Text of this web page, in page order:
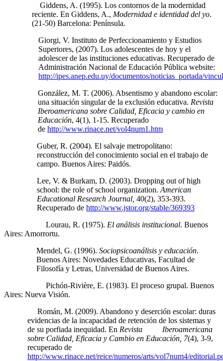
Giddens, A. (1995). Los contornos de la modernidad
reciente. En Giddens, A., Modernidad e identidad del yo.
(21-50) Barcelona: Península.
Giorgi, V. Instituto de Perfeccionamiento y Estudios
Superiores, (2007). Los adolescentes de hoy y el
adolescer de las instituciones educativas. Recuperado de
Administración Nacional de Educación Pública website:
http://ipes.anep.edu.uy/documentos/noticias_portada/
González, M. T. (2006). Absentismo y abandono escolar:
una situación singular de la exclusión educativa. Revista
Iberoamericana sobre Calidad, Eficacia y cambio en
Educación, 4(1), 1-15. Recuperado
dehttp://www.rinace.net/vol4num1.htm
Guber, R. (2004). El salvaje metropolitano:
reconstrucción del conocimiento social en el trabajo de
campo. Buenos Aires: Paidós.
Lee, V. & Burkam, D. (2003). Dropping out of high
school: the role of school organization.American
Educational Research Journal, 40(2), 353-393.
Recuperado dehttp://www.jstor.org/stable/369393
Lourau, R. (1975). El análisis institucional. Buenos
Aires: Amorrortu.
Mendel, G. (1996). Sociopsicoanálisis y educación.
Buenos Aires: Novedades Educativas, Facultad de
Filosofía y Letras, Universidad de Buenos Aires.
Pichón‑Rivière, E. (1983). El proceso grupal. Buenos
Aires: Nueva Visión.
Román, M. (2009). Abandono y deserción escolar: duras
evidencias de la incapacidad de retención de los sistemas y
de su porfiada inequidad. En Revista Iberoamericana
sobre Calidad, Eficacia y Cambio en Educación, 7(4), 3-9,
recuperado de
http://www.rinace.net/reice/numeros/arts/vol7num4/